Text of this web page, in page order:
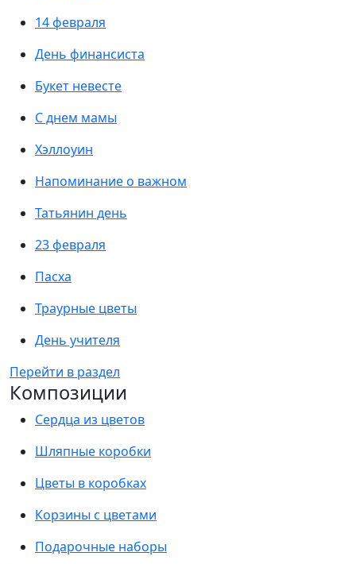
14 февраля
День финансиста
Букет невесте
С днем мамы
Хэллоуин
Напоминание о важном
Татьянин день
23 февраля
Пасха
Траурные цветы
День учителя
Перейти в раздел
Композиции
Сердца из цветов
Шляпные коробки
Цветы в коробках
Корзины с цветами
Подарочные наборы